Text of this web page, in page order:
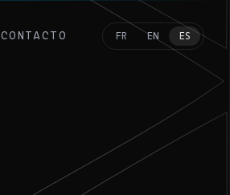
CONTACTO FR EN ES